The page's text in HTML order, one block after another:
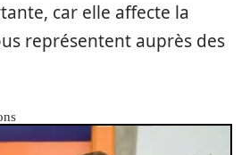
car elle affecte la
représentent auprès des